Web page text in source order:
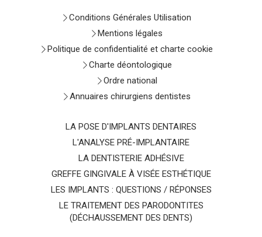
Conditions Générales Utilisation
Mentions légales
Politique de confidentialité et charte cookie
Charte déontologique
Ordre national
Annuaires chirurgiens dentistes
LA POSE D'IMPLANTS DENTAIRES
L'ANALYSE PRÉ-IMPLANTAIRE
LA DENTISTERIE ADHÉSIVE
GREFFE GINGIVALE À VISÉE ESTHÉTIQUE
LES IMPLANTS : QUESTIONS / RÉPONSES
LE TRAITEMENT DES PARODONTITES
(DÉCHAUSSEMENT DES DENTS)